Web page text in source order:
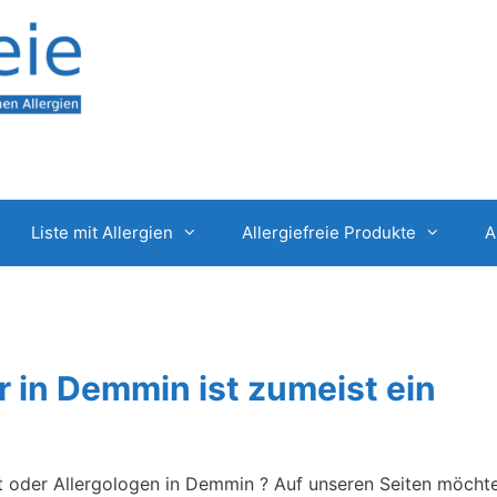
Liste mit Allergien Allergiefreie Produkte
in Demmin ist zumeist ein
Allergologen in Demmin ? Auf unseren Seiten